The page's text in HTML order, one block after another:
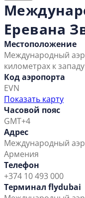
Еревана
Местоположение
Международный
километрах к
Код аэропорта
EVN
Показать карту
Часовой пояс
GMT+4
Адрес
Международный
Армения
Телефон
+374 10 493 000
Терминал flydubai